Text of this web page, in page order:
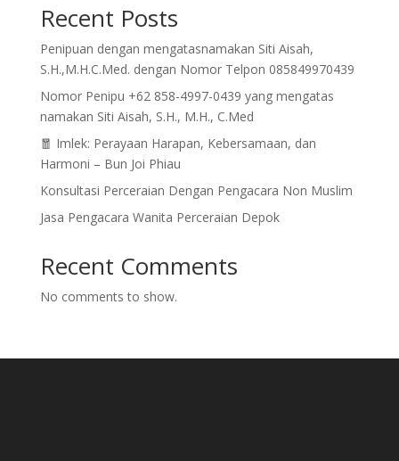
Recent Posts
Penipuan dengan mengatasnamakan Siti Aisah,
S.H.,M.H.C.Med. dengan Nomor Telpon 085849970439
Nomor Penipu +62 858-4997-0439 yang mengatas
namakan Siti Aisah, S.H., M.H., C.Med
🧧 Imlek: Perayaan Harapan, Kebersamaan, dan
Harmoni – Bun Joi Phiau
Konsultasi Perceraian Dengan Pengacara Non Muslim
Jasa Pengacara Wanita Perceraian Depok
Recent Comments
No comments to show.